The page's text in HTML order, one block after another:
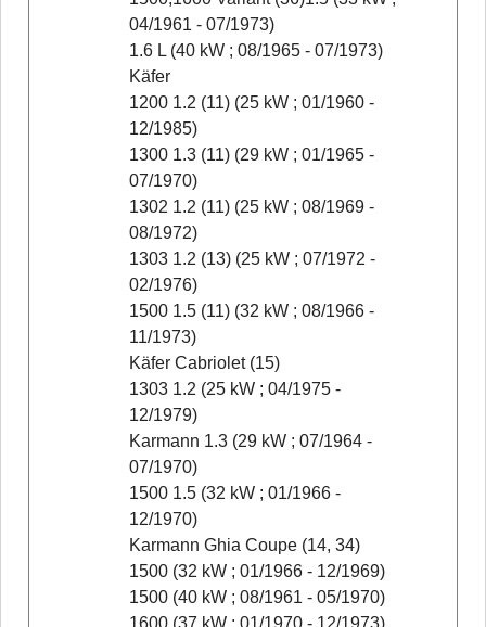
04/1961 - 07/1973)
1.6 L (40 kW ; 08/1965 - 07/1973)
Käfer
1200 1.2 (11) (25 kW ; 01/1960 -
12/1985)
1300 1.3 (11) (29 kW ; 01/1965 -
07/1970)
1302 1.2 (11) (25 kW ; 08/1969 -
08/1972)
1303 1.2 (13) (25 kW ; 07/1972 -
02/1976)
1500 1.5 (11) (32 kW ; 08/1966 -
11/1973)
Käfer Cabriolet (15)
1303 1.2 (25 kW ; 04/1975 -
12/1979)
Karmann 1.3 (29 kW ; 07/1964 -
07/1970)
1500 1.5 (32 kW ; 01/1966 -
12/1970)
Karmann Ghia Coupe (14, 34)
1500 (32 kW ; 01/1966 - 12/1969)
1500 (40 kW ; 08/1961 - 05/1970)